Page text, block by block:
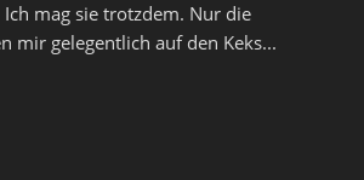
mag sie trotzdem. Nur die
mir gelegentlich auf den Keks...